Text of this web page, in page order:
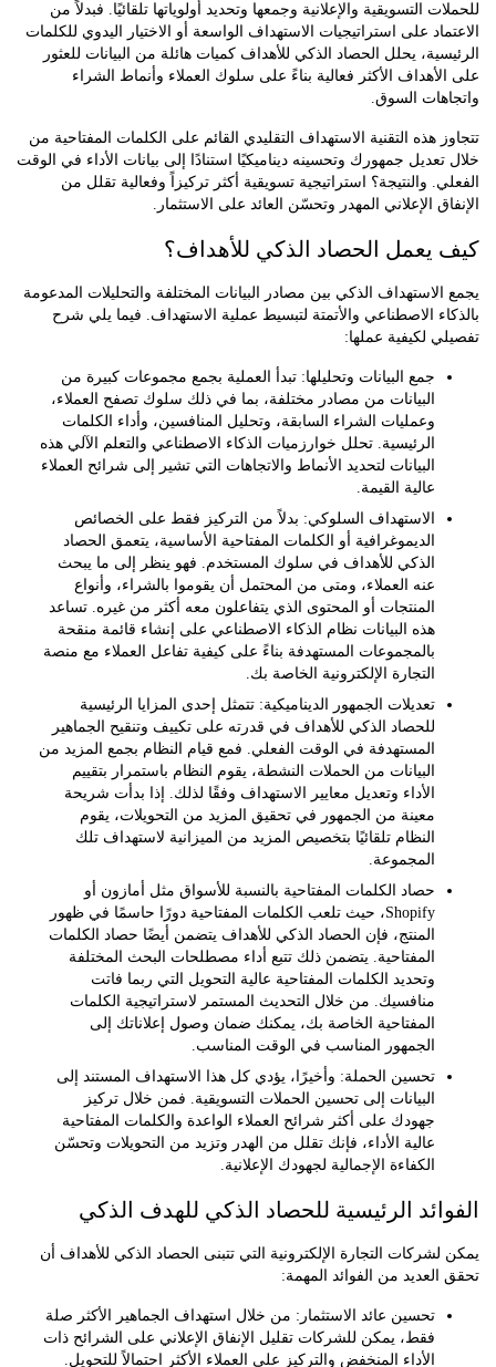
التسويقية والإعلانية وجمعها وتحديد أولوياتها تلقائيًا. فبدلاً من
على استراتيجيات الاستهداف الواسعة أو الاختيار اليدوي للكلمات
يحلل الحصاد الذكي للأهداف كميات هائلة من البيانات للعثور
الأكثر فعالية بناءً على سلوك العملاء وأنماط الشراء
السوق.
هذه التقنية الاستهداف التقليدي القائم على الكلمات المفتاحية من
جمهورك وتحسينه ديناميكيًا استنادًا إلى بيانات الأداء في الوقت
والنتيجة؟ استراتيجية تسويقية أكثر تركيزاً وفعالية تقلل من
الإعلاني المهدر وتحسّن العائد على الاستثمار.
الحصاد الذكي للأهداف؟
الذكي بين مصادر البيانات المختلفة والتحليلات المدعومة
الاصطناعي والأتمتة لتبسيط عملية الاستهداف. فيما يلي شرح
لكيفية عملها:
جمع البيانات وتحليلها: تبدأ العملية بجمع مجموعات كبيرة من
البيانات من مصادر مختلفة، بما في ذلك سلوك تصفح العملاء،
وعمليات الشراء السابقة، وتحليل المنافسين، وأداء الكلمات
الرئيسية. تحلل خوارزميات الذكاء الاصطناعي والتعلم الآلي هذه
البيانات لتحديد الأنماط والاتجاهات التي تشير إلى شرائح العملاء
عالية القيمة.
الاستهداف السلوكي:بدلاً من التركيز فقط على الخصائص
الديموغرافية أو الكلمات المفتاحية الأساسية، يتعمق الحصاد
الذكي للأهداف في سلوك المستخدم. فهو ينظر إلى ما يبحث
عنه العملاء، ومتى من المحتمل أن يقوموا بالشراء، وأنواع
المنتجات أو المحتوى الذي يتفاعلون معه أكثر من غيره. تساعد
هذه البيانات نظام الذكاء الاصطناعي على إنشاء قائمة منقحة
بالمجموعات المستهدفة بناءً على كيفية تفاعل العملاء مع منصة
التجارة الإلكترونية الخاصة بك.
تعديلات الجمهور الديناميكية:تتمثل إحدى المزايا الرئيسية
للحصاد الذكي للأهداف في قدرته على تكييف وتنقيح الجماهير
المستهدفة في الوقت الفعلي. فمع قيام النظام بجمع المزيد من
البيانات من الحملات النشطة، يقوم النظام باستمرار بتقييم
الأداء وتعديل معايير الاستهداف وفقًا لذلك. إذا بدأت شريحة
معينة من الجمهور في تحقيق المزيد من التحويلات، يقوم
النظام تلقائيًا بتخصيص المزيد من الميزانية لاستهداف تلك
المجموعة.
حصاد الكلمات المفتاحية بالنسبة للأسواق مثل أمازون أو
Shopify، حيث تلعب الكلمات المفتاحية دورًا حاسمًا في ظهور
المنتج، فإن الحصاد الذكي للأهداف يتضمن أيضًا حصاد الكلمات
المفتاحية. يتضمن ذلك تتبع أداء مصطلحات البحث المختلفة
وتحديد الكلمات المفتاحية عالية التحويل التي ربما فاتت
منافسيك. من خلال التحديث المستمر لاستراتيجية الكلمات
المفتاحية الخاصة بك، يمكنك ضمان وصول إعلاناتك إلى
الجمهور المناسب في الوقت المناسب.
تحسين الحملة: وأخيرًا، يؤدي كل هذا الاستهداف المستند إلى
البيانات إلى تحسين الحملات التسويقية. فمن خلال تركيز
جهودك على أكثر شرائح العملاء الواعدة والكلمات المفتاحية
عالية الأداء، فإنك تقلل من الهدر وتزيد من التحويلات وتحسّن
الكفاءة الإجمالية لجهودك الإعلانية.
الرئيسية للحصاد الذكي للهدف الذكي
التجارة الإلكترونية التي تتبنى الحصاد الذكي للأهداف أن
من الفوائد المهمة:
تحسين عائد الاستثمار:من خلال استهداف الجماهير الأكثر صلة
فقط، يمكن للشركات تقليل الإنفاق الإعلاني على الشرائح ذات
الأداء المنخفض والتركيز على العملاء الأكثر احتمالاً للتحويل.